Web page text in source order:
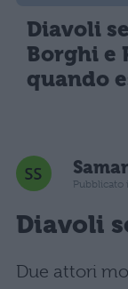
Diavoli
Borghi e
quando
Pubblicato
Diavoli
Due attori